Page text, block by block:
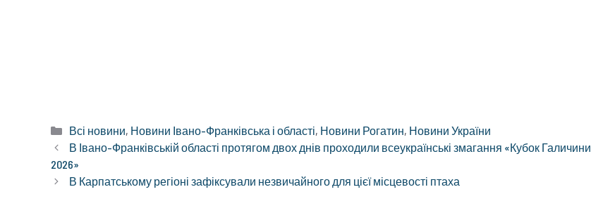
Категорії
Всі новини, Новини Івано-Франківська і області, Новини Рогатин, Новини України
В Івано-Франківській області протягом двох днів проходили всеукраїнські змагання «Кубок Галичини
2026»
В Карпатському регіоні зафіксували незвичайного для цієї місцевості птаха